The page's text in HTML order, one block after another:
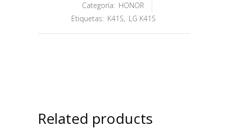
Categoría: HONOR
Etiquetas: K41S, LG K41S
Related products